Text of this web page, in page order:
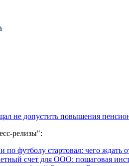
не допустить повышения
релизы":
по футболу стартовал: чего ждать
счет для ООО: пошаговая